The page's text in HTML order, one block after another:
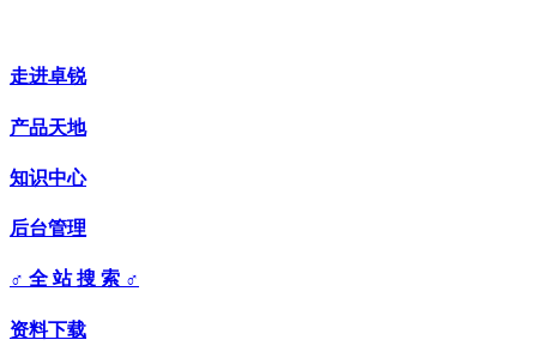
走进卓锐
产品天地
知识中心
后台管理
♂ 全 站 搜 索 ♂
资料下载